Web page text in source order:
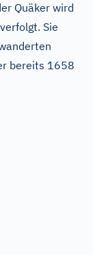
Quäker wird
Sie
bereits 1658